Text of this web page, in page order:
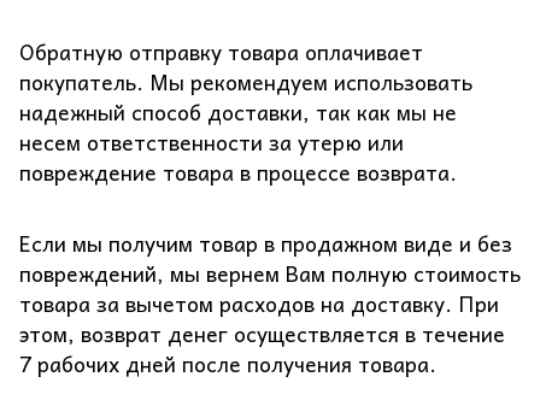
Обратную отправку товара оплачивает
покупатель. Мы рекомендуем использовать
надежный способ доставки, так как мы не
несем ответственности за утерю или
повреждение товара в процессе возврата.
Если мы получим товар в продажном виде и без
повреждений, мы вернем Вам полную стоимость
товара за вычетом расходов на доставку. При
этом, возврат денег осуществляется в течение
7 рабочих дней после получения товара.